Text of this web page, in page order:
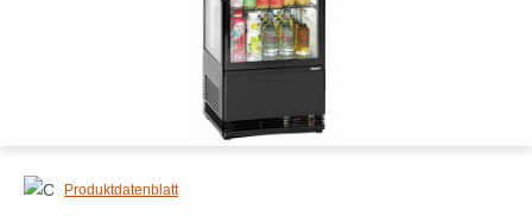
Produktdatenblatt